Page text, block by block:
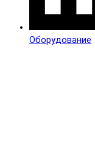
Оборудование